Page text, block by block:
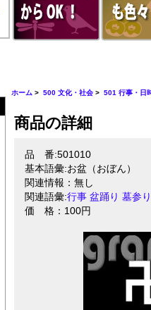
ホーム >500 文化・社会 >501 行事・日
商品の詳細
品 番:501010
基本語彙:お盆（おぼん）
関連情報：無し
関連語彙:行事 盆踊り 墓参り
価 格：100円